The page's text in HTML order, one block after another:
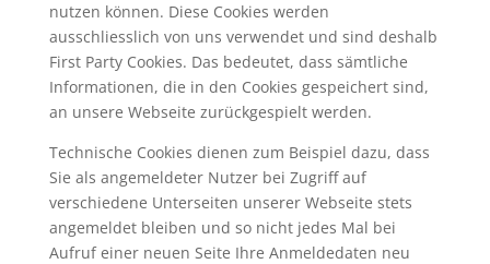
nutzen können. Diese Cookies werden
ausschliesslich von uns verwendet und sind deshalb
First Party Cookies. Das bedeutet, dass sämtliche
Informationen, die in den Cookies gespeichert sind,
an unsere Webseite zurückgespielt werden.
Technische Cookies dienen zum Beispiel dazu, dass
Sie als angemeldeter Nutzer bei Zugriff auf
verschiedene Unterseiten unserer Webseite stets
angemeldet bleiben und so nicht jedes Mal bei
Aufruf einer neuen Seite Ihre Anmeldedaten neu